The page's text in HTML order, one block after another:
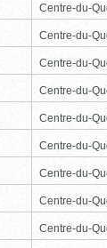
Centre-du-
Centre-du-
Centre-du-
Centre-du-
Centre-du-
Centre-du-
Centre-du-
Centre-du-
Centre-du-